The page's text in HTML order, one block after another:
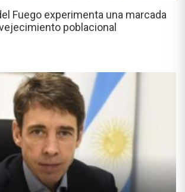
Fuego experimenta una marcada
poblacional